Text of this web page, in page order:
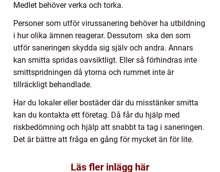
Medlet behöver verka och torka.
Personer som utför virussanering behöver ha utbildning
i hur olika ämnen reagerar. Dessutom ska den som
utför saneringen skydda sig själv och andra. Annars
kan smitta spridas oavsiktligt. Eller så förhindras inte
smittspridningen då ytorna och rummet inte är
tillräckligt behandlade.
Har du lokaler eller bostäder där du misstänker smitta
kan du kontakta ett företag. Då får du hjälp med
riskbedömning och hjälp att snabbt ta tag i saneringen.
Det är bättre att fråga en gång för mycket än för lite.
Läs fler inlägg här